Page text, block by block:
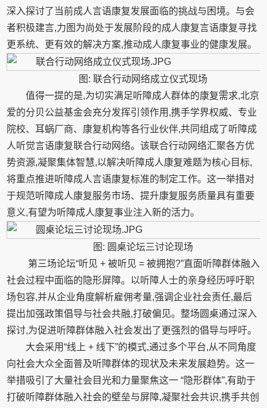
深入探讨了当前成人言语康复发展面临的挑战与困境。与会
者积极建言,力图为尚处于发展阶段的成人康复言语康复寻找
更系统、更有效的解决方案,推动成人康复事业的健康发展。
图: 联合行动网络成立仪式现场
值得一提的是,为切实满足听障成人群体的康复需求,北京
爱的分贝公益基金会充分发挥引领作用,携手学界权威、专业
院校、耳蜗厂商、康复机构等各行业伙伴,共同组成了听障成
人听觉言语康复联合行动网络。该联合行动网络汇聚各方优
势资源,凝聚集体智慧,以解决听障成人康复难题为核心目标,
将重点推进听障成人言语康复标准的制定工作。这一举措对
于规范听障成人康复服务市场、提升康复服务质量具有重要
意义,有望为听障成人康复事业注入新的活力。
图: 圆桌论坛三讨论现场
第三场论坛“听见 + 被听见 = 被拥抱?”直面听障群体融入
社会过程中面临的隐形屏障。以听障人士的亲身经历呼吁职
场包容,并从企业角度解析雇佣考量,强调企业社会责任,最后
提出加强政策倡导与社会共融,打破偏见。整场圆桌通过深入
探讨,为促进听障群体融入社会发出了更强烈的倡导与呼吁。
大会采用“线上 + 线下”的模式,通过多个平台,从不同角度
向社会大众全面普及听障群体的现状及未来发展趋势。这一
举措吸引了大量社会目光和力量聚焦这一 “隐形群体”,有助于
打破听障群体融入社会的壁垒与屏障,凝聚社会共识,携手共创